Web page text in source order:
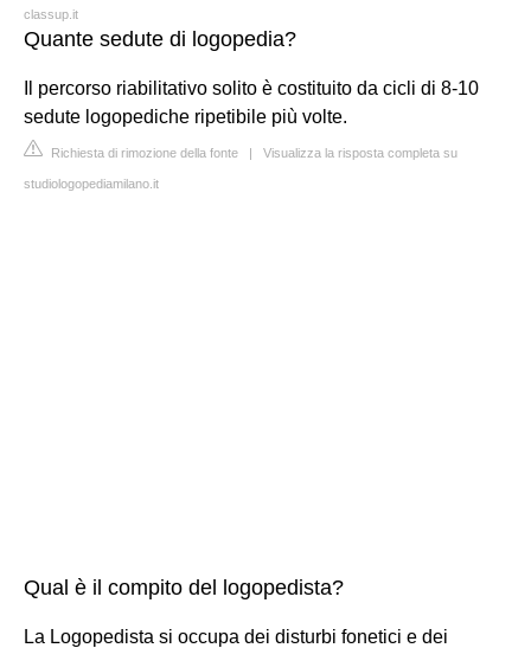
classup.it
Quante sedute di logopedia?
Il percorso riabilitativo solito è costituito da cicli di 8-10
sedute logopediche ripetibile più volte.
Richiesta di rimozione della fonte | Visualizza la risposta completa su
studiologopediamilano.it
Qual è il compito del logopedista?
La Logopedista si occupa dei disturbi fonetici e dei